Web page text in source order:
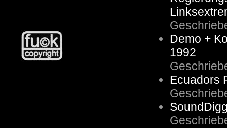
Demo +
1992
Ecuadors